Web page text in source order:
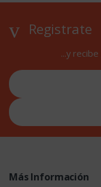
Registrate
...y recibe
Más Información